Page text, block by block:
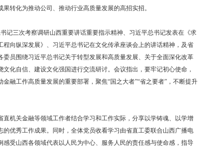
转化为推动公司、推动行业高质量发展的高招实招。
记三次考察调研山西重要讲话重要指示精神、习近平总书记发表在《求
向纵深发展》、习近平总书记在文化传承座谈会上的讲话精神，及省
员围绕习近平总书记关于转型发展和高质量发展、关于全面深化改革
化自信、建设文化强国进行交流研讨。会议指出，要牢记初心使命，
融工作高质量发展的重要部署，聚焦“国之大者”“省之要者”，不断提升
机关金融等领域工作者结合学习和工作实际，分享以学铸魂、以学增
优秀工作成果。同时，全体党员收看学习由省直工委联合山西广播电
受山西各领域代表以人民为中心、服务人民的责任感与使命感，指导